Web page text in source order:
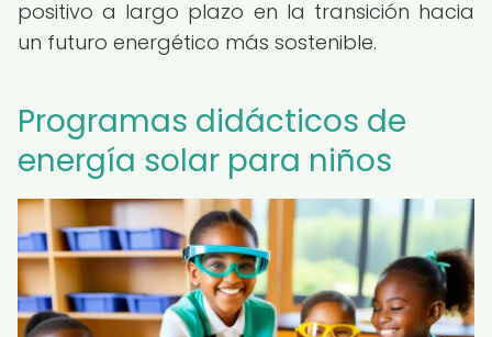
positivo a largo plazo en la transición hacia
un futuro energético más sostenible.
Programas didácticos de
energía solar para niños